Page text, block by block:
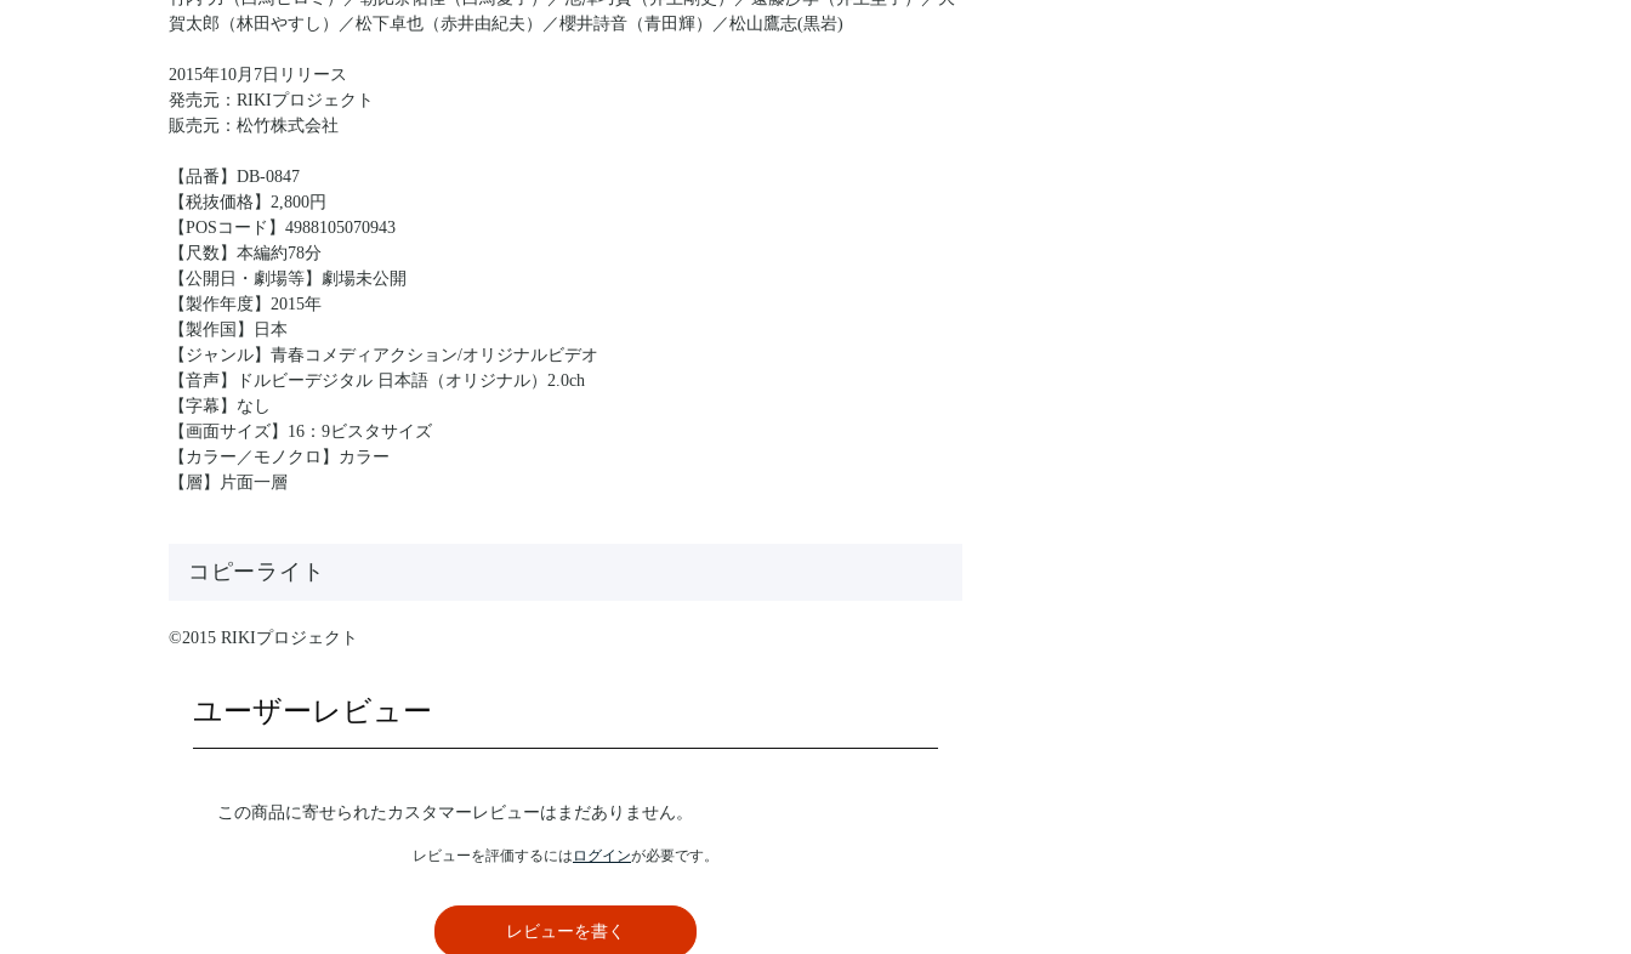
賀太郎（林田やすし）／松下卓也（赤井由紀夫）／櫻井詩音（青田輝）／松山鷹志(黒岩)
2015年10月7日リリース
発売元：RIKIプロジェクト
販売元：松竹株式会社
【品番】DB-0847
【税抜価格】2,800円
【POSコード】4988105070943
【尺数】本編約78分
【公開日・劇場等】劇場未公開
【製作年度】2015年
【製作国】日本
【ジャンル】青春コメディアクション/オリジナルビデオ
【音声】ドルビーデジタル 日本語（オリジナル）2.0ch
【字幕】なし
【画面サイズ】16：9ビスタサイズ
【カラー／モノクロ】カラー
【層】片面一層
コピーライト
©2015 RIKIプロジェクト
ユーザーレビュー
この商品に寄せられたカスタマーレビューはまだありません。
レビューを評価するには ログインが必要です。
レビューを書く